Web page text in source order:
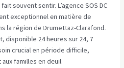
souvent sentir. L’agence SOS DC
exceptionnel en matière de
la région de Drumettaz-Clarafond.
disponible 24 heures sur 24, 7
crucial en période difficile,
familles en deuil.